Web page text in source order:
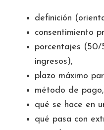
definición
consentimiento
porcentajes (50/
ingresos),
plazo máximo
método de pago,
qué se hace en
qué pasa con